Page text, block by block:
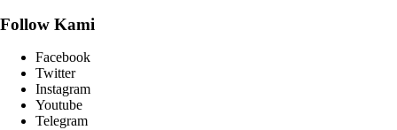
Follow Kami
Facebook
Twitter
Instagram
Youtube
Telegram